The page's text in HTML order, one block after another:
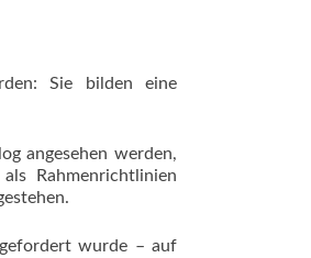
Sie bilden eine
angesehen werden,
Rahmenrichtlinien
wurde – auf